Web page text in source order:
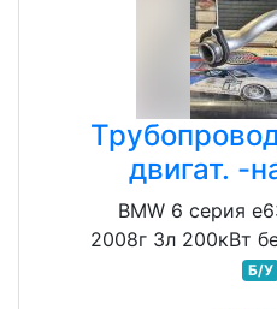
двигат. -
BMW 6 серия
2008г 3л 200кВт
Б/У